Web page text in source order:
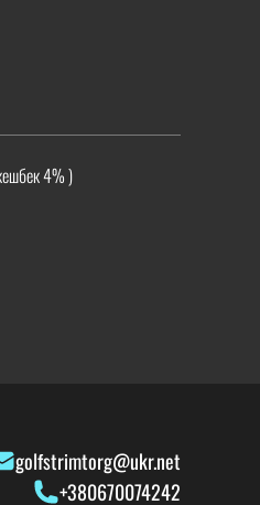
4% )
golfstrimtorg@ukr.net
+380670074242